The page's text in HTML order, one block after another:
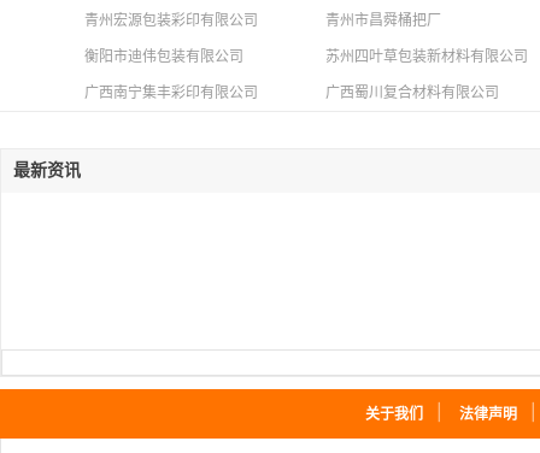
青州宏源包装彩印有限公司 青州市昌舜桶把厂
衡阳市迪伟包装有限公司 苏州四叶草包装新材料有限公司
广西南宁集丰彩印有限公司 广西蜀川复合材料有限公司
最新资讯
关于我们 法律声明